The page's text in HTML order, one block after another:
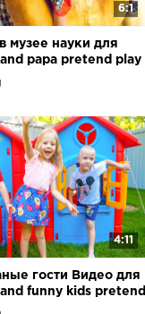
6:1
музее науки для
papa pretend play
museum
4:11
гости Видео для
funny kids pretend